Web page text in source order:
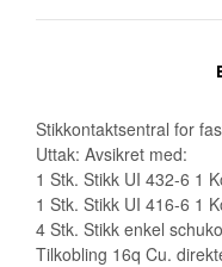
Stikkontaktsentral for
Uttak: Avsikret med:
1 Stk. Stikk UI 432-6 1
1 Stk. Stikk UI 416-6 1
4 Stk. Stikk enkel
Tilkobling 16q Cu.